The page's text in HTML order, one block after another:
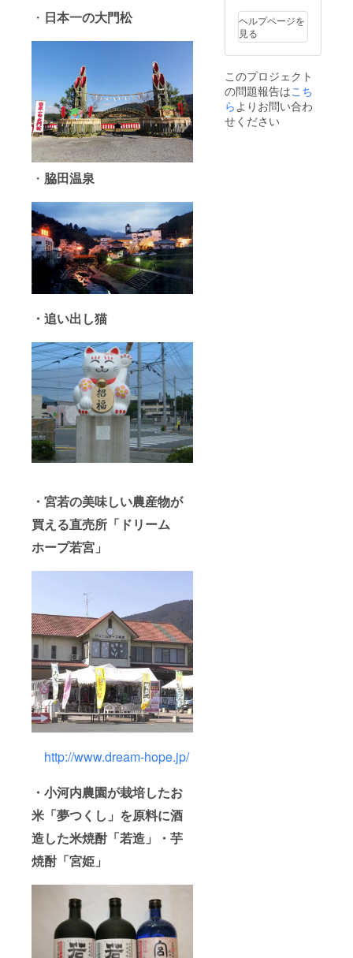
・ 日本一の大門松
・ 脇田温泉
・追い出し猫
・宮若の美味しい農産物が
買える直売所「ドリーム
ホープ若宮」
http://www.dream-hope.jp/
・小河内農園が栽培したお
米「夢つくし」を原料に酒
造した米焼酎「若造」・芋
焼酎「宮姫」
内） ・
カー
ネー
ション
の種類
と色
は、画
像と異
なるこ
ヘルプページを
見る
このプロジェクト
の問題報告はこち
らよりお問い合わ
せください